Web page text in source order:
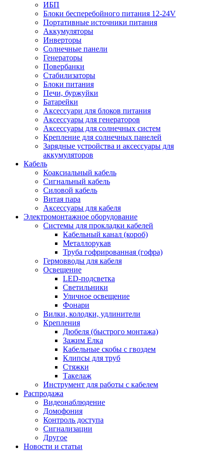
ИБП
Блоки бесперебойного питания 12-24V
Портативные источники питания
Аккумуляторы
Инверторы
Солнечные панели
Генераторы
Повербанки
Стабилизаторы
Блоки питания
Печи, буржуйки
Батарейки
Аксессуари для блоков питания
Аксессуары для генераторов
Аксессуары для солнечных систем
Крепление для солнечных панелей
Зарядные устройства и аксессуары для
аккумуляторов
Кабель
Коаксиальный кабель
Сигнальный кабель
Силовой кабель
Витая пара
Аксессуары для кабеля
Электромонтажное оборудование
Системы для прокладки кабелей
Кабельный канал (короб)
Металлорукав
Труба гофрированная (гофра)
Гермовводы для кабеля
Освещение
LED-подсветка
Светильники
Уличное освещение
Фонари
Вилки, колодки, удлинители
Крепления
Дюбеля (быстрого монтажа)
Зажим Елка
Кабельные скобы с гвоздем
Клипсы для труб
Стяжки
Такелаж
Инструмент для работы с кабелем
Распродажа
Видеонаблюдение
Домофония
Контроль доступа
Сигнализации
Другое
Новости и статьи